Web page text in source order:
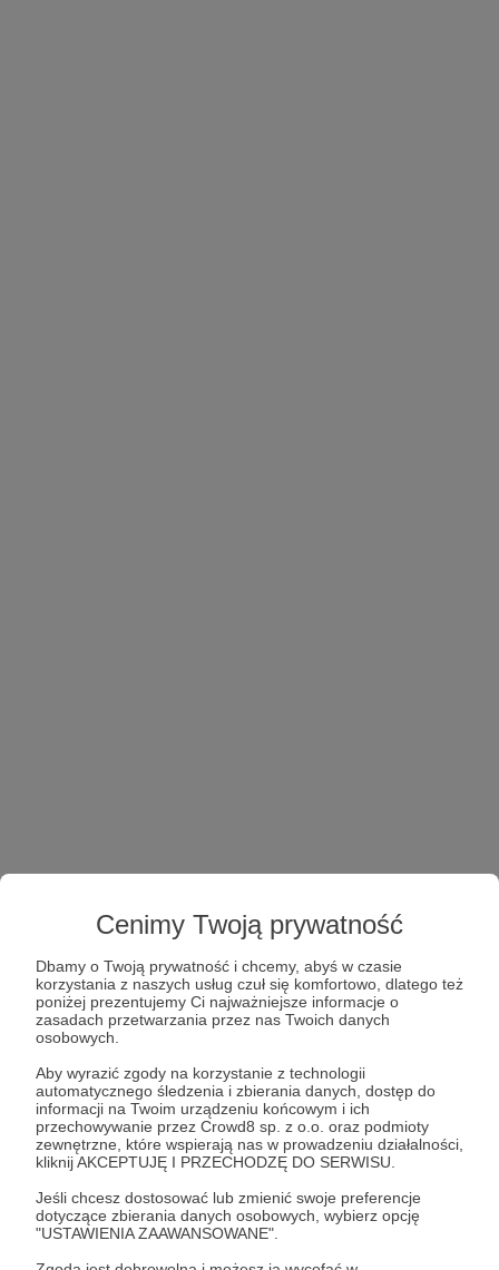
Cenimy Twoją prywatność
Dbamy o Twoją prywatność i chcemy, abyś w czasie
korzystania z naszych usług czuł się komfortowo, dlatego też
poniżej prezentujemy Ci najważniejsze informacje o
zasadach przetwarzania przez nas Twoich danych
osobowych.
Aby wyrazić zgody na korzystanie z technologii
automatycznego śledzenia i zbierania danych, dostęp do
informacji na Twoim urządzeniu końcowym i ich
przechowywanie przez Crowd8 sp. z o.o. oraz podmioty
zewnętrzne, które wspierają nas w prowadzeniu działalności,
kliknij AKCEPTUJĘ I PRZECHODZĘ DO SERWISU.
Jeśli chcesz dostosować lub zmienić swoje preferencje
dotyczące zbierania danych osobowych, wybierz opcję
"USTAWIENIA ZAAWANSOWANE".